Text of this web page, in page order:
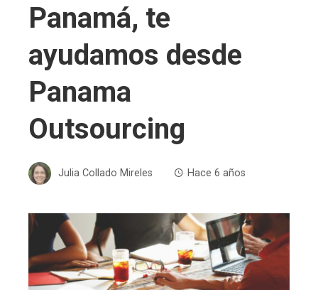
Panamá, te
ayudamos desde
Panama
Outsourcing
Julia Collado Mireles Hace 6 años